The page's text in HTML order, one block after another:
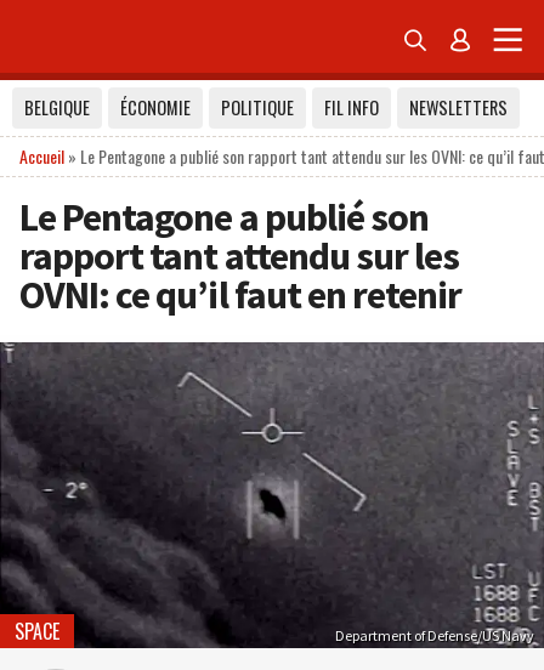
 
BELGIQUE ÉCONOMIE POLITIQUE FIL INFO
NEWSLETTERS
Accueil» Le Pentagone a publié son rapport tant attendu sur les OVNI: ce qu’il
Le Pentagone a publié son
rapport tant attendu sur les
OVNI: ce qu’il faut en retenir
Department of Defense/US Navy
SPACE